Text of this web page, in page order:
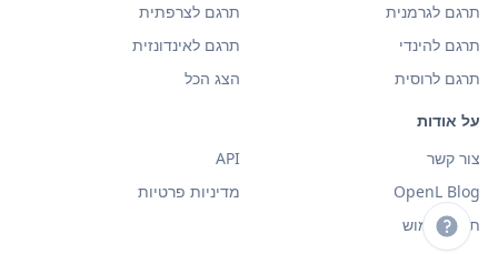
תרגם לגרמנית
תרגם לצרפתית
תרגם להינדי
תרגם לאינדונזית
תרגם לרוסית
הצג הכל
על אודות
צור קשר
API
OpenL Blog
מדיניות פרטיות
תנאי שימוש